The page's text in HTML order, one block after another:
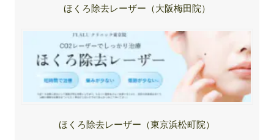
ほくろ除去レーザー（大阪梅田院）
ほくろ除去レーザー（東京浜松町院）